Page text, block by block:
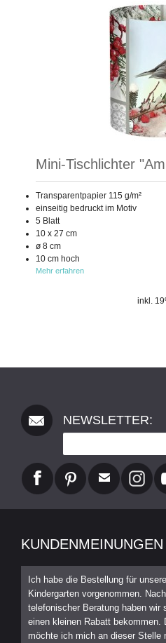
Mini-Tischlichter
Transparentpapier 115 g/m²
einseitig bedruckt im Motiv
5 Blatt
10 x 27 cm
ø 8 cm
10 cm hoch
Mehr erfahren
inkl.
NEWSLETTER:
KUNDENMEINUNGEN
Ich habe die Bestellung für
Kindergarten vorgenommen. Nach
telefonischer Beratung haben wir
einen kleinen Rabatt bekommen.
möchte ich mich an dieser Stelle